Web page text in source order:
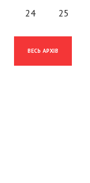
24 25
ВЕСЬ АРХІВ